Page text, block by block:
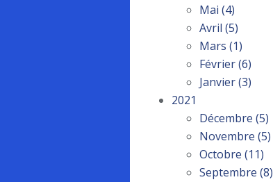
Mai (4)
Avril (5)
Mars (1)
Février(6)
Janvier(3)
2021
Décembre (5)
Novembre (5)
Octobre (11)
Septembre (8)